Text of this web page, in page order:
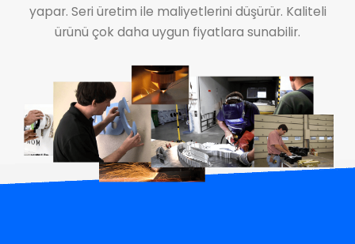
yapar. Seri üretim ile maliyetlerini düşürür. Kaliteli
ürünü çok daha uygun fiyatlara sunabilir.